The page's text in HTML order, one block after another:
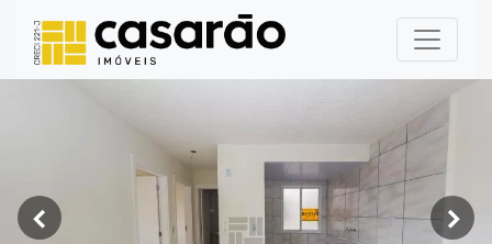
< >